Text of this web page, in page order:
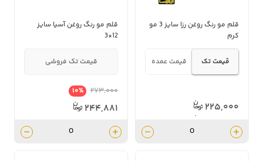
قلم مو رنگ روغن رزا سایز 3 مو
کرم
قیمت تک قیمت عمده
۲۲۵,۰۰۰
۲۰۲,۵۰۰
قلم مو رنگ روغن آسیا سایز
12*3
قیمت تک فروشی
۲۷۳,۰۰۰ 10%
۲۴۴,۸۸۱